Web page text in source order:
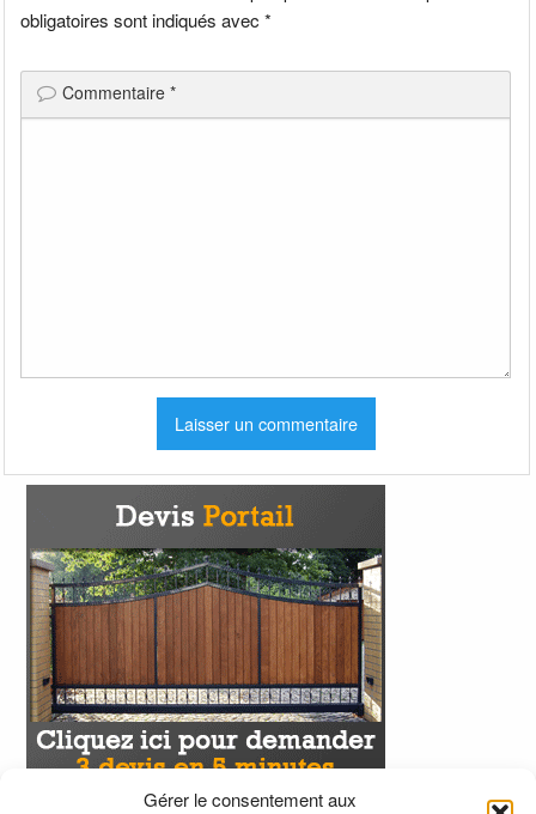
Gérer le consentement aux
obligatoires sont indiqués avec*
Commentaire*